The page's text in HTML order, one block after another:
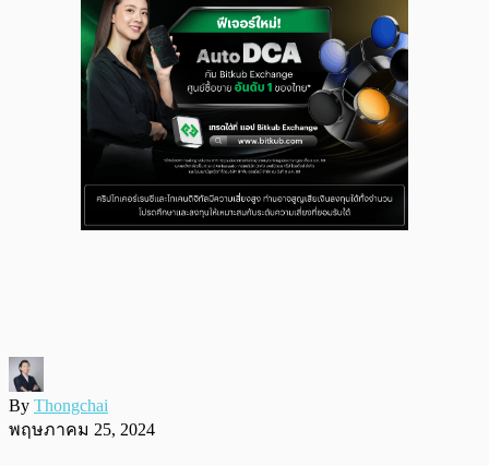
By Thongchai
พฤษภาคม 25, 2024